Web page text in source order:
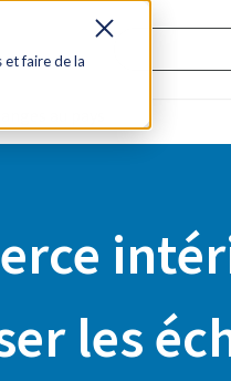
et faire de la
les